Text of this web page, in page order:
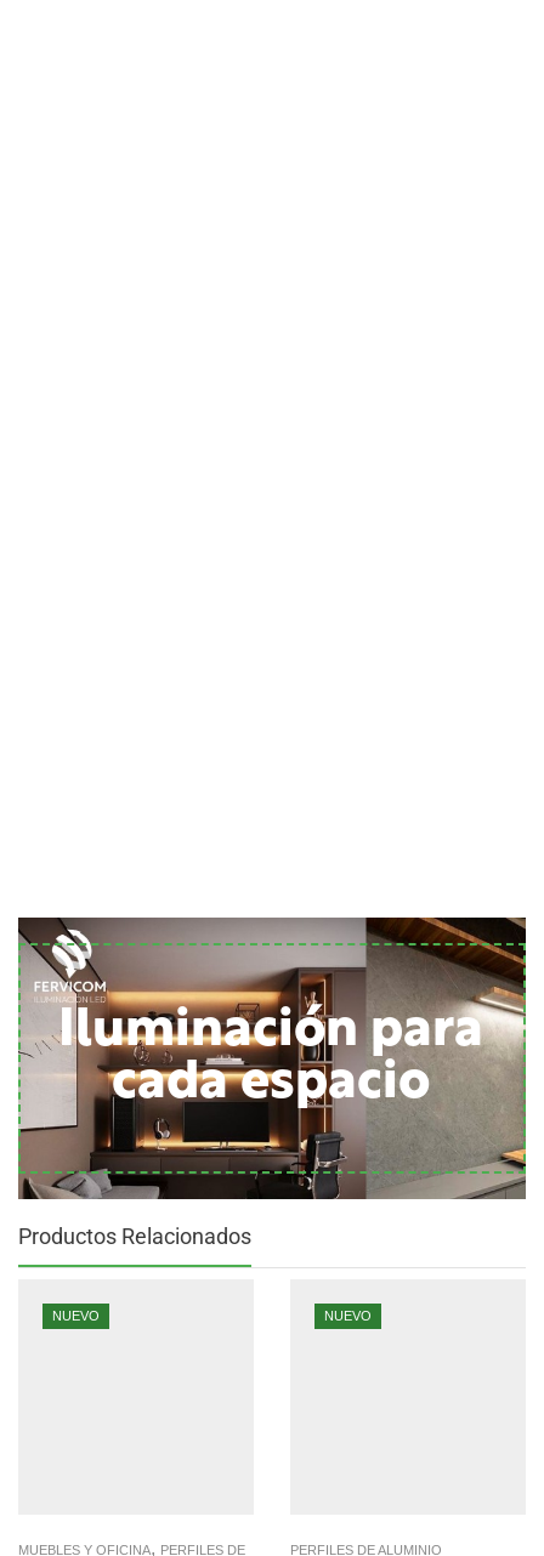
Iluminación para
cada espacio
Productos Relacionados
NUEVO
MUEBLES Y OFICINA, PERFILES DE
NUEVO
PERFILES DE ALUMINIO